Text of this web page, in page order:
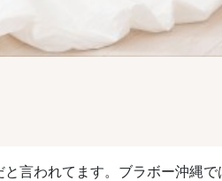
言われてます。ブラボー沖縄